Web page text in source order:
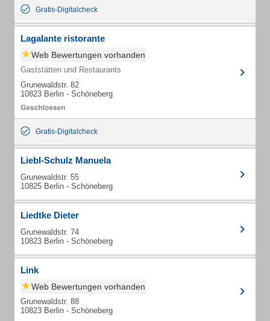
Gratis-Digitalcheck
Lagalante ristorante
Web Bewertungen vorhanden
Gaststätten und Restaurants
Grunewaldstr. 82
10823 Berlin - Schöneberg
Gratis-Digitalcheck
Liebl-Schulz Manuela
Grunewaldstr. 55
10825 Berlin - Schöneberg
Liedtke Dieter
Grunewaldstr. 74
10823 Berlin - Schöneberg
Link
Web Bewertungen vorhanden
Grunewaldstr. 88
10823 Berlin - Schöneberg